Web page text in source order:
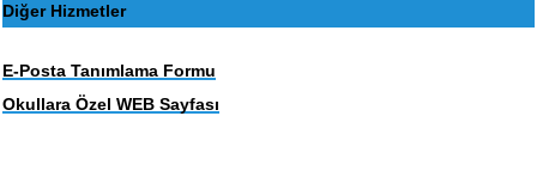
Diğer Hizmetler
E-Posta Tanımlama Formu
Okullara Özel WEB Sayfası